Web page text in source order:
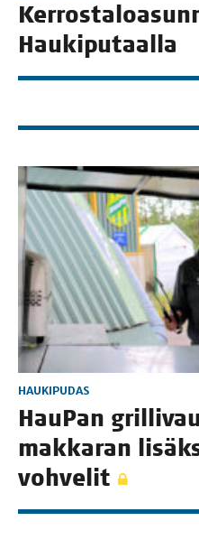
Haukiputaalla
HAUKIPUDAS
Hau­Pan
mak­ka­ran
vohvelit